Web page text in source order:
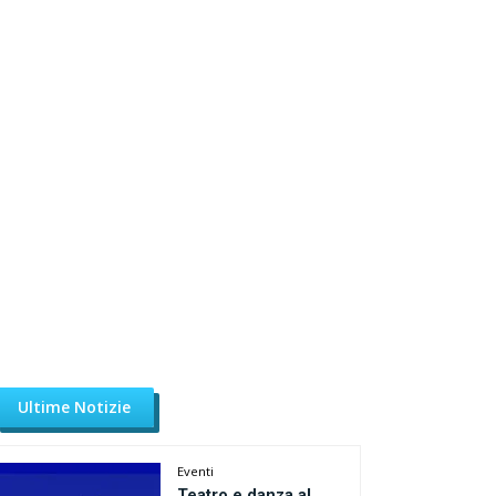
Ultime Notizie
Eventi